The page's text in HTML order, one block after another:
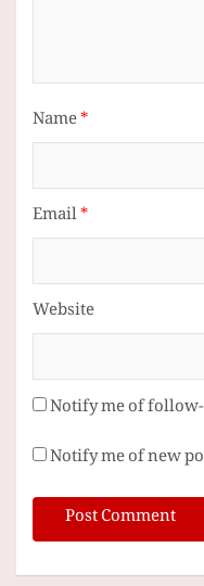
Name*
Email*
Website
Notify me of
Notify me of new